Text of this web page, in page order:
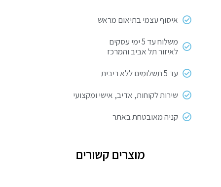
איסוף עצמי בתיאום מראש
משלוח עד 5 ימי עסקים
לאיזור תל אביב והמרכז
עד 5 תשלומים ללא ריבית
שירות לקוחות, אדיב, אישי ומקצועי
קניה מאובטחת באתר
מוצרים קשורים